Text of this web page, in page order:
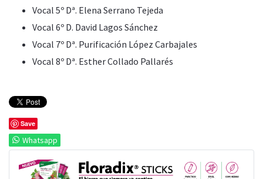
Vocal 5º Dª. Elena Serrano Tejeda
Vocal 6º D. David Lagos Sánchez
Vocal 7º Dª. Purificación López Carbajales
Vocal 8º Dª. Esther Collado Pallarés
Save
Whatsapp